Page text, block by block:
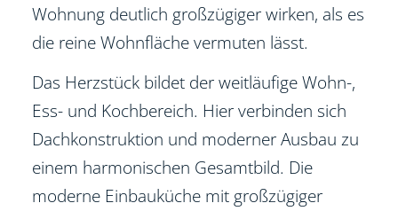
Wohnung deutlich großzügiger wirken, als es
die reine Wohnfläche vermuten lässt.
Das Herzstück bildet der weitläufige Wohn-,
Ess- und Kochbereich. Hier verbinden sich
Dachkonstruktion und moderner Ausbau zu
einem harmonischen Gesamtbild. Die
moderne Einbauküche mit großzügiger